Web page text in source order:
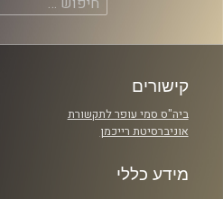
חיפוש:
קישורים
ביה"ס סמי עופר לתקשורת
אוניברסיטת רייכמן
מידע כללי